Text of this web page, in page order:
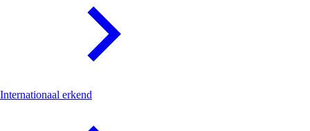
Internationaal erkend